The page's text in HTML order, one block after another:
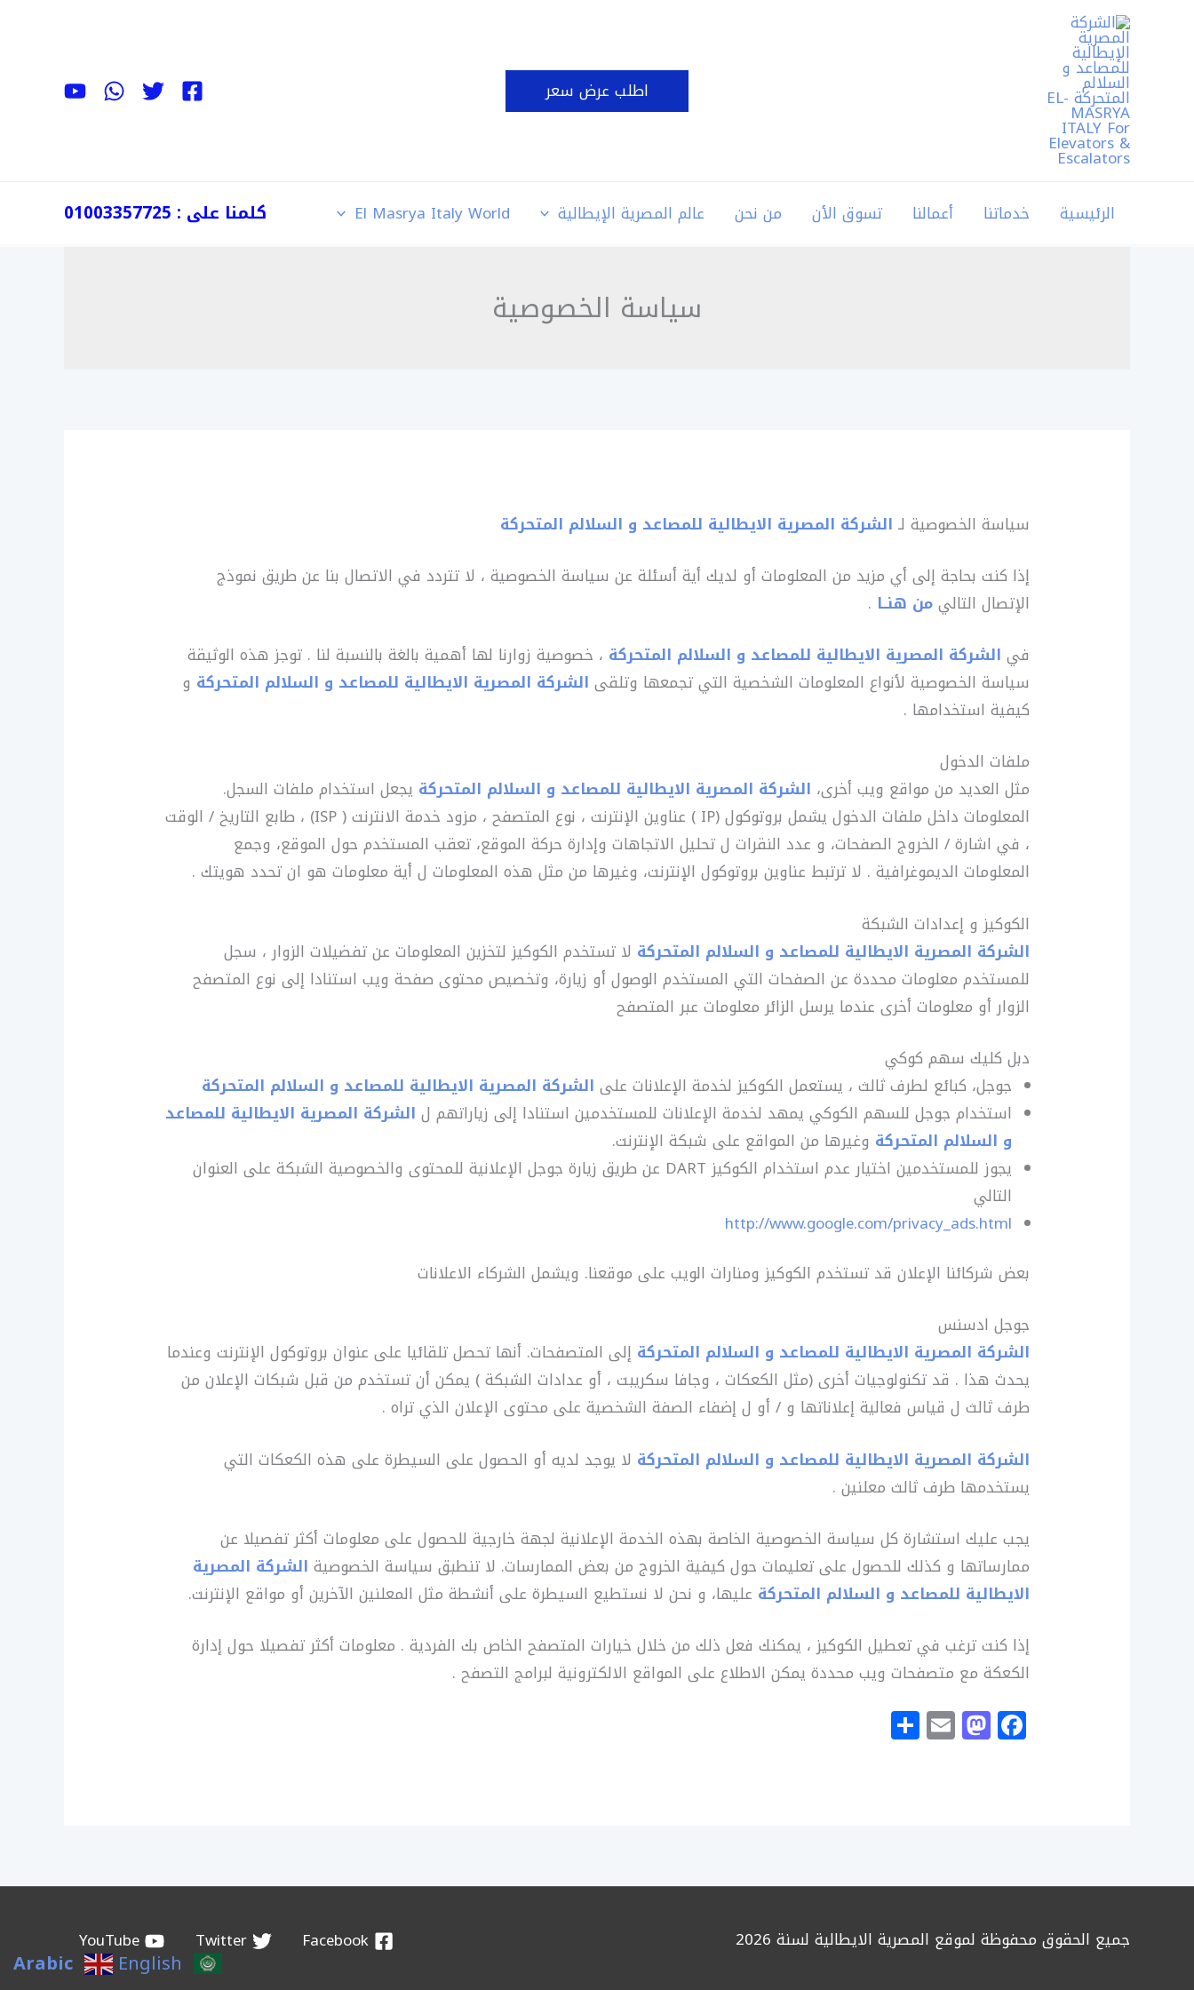
اطلب عرض سعر
الرئيسية خدماتنا أعمالنا تسوق الأن من نحن عالم المصرية الإيطالية El Masrya Italy World كلمنا على : 01003357725
سياسة الخصوصية
سياسة الخصوصية لـ الشركة المصرية الايطالية للمصاعد و السلالم المتحركة
إذا كنت بحاجة إلى أي مزيد من المعلومات أو لديك أية أسئلة عن سياسة الخصوصية ، لا تتردد في الاتصال بنا عن طريق نموذج
الإتصال التاليمن هنــا .
في الشركة المصرية الايطالية للمصاعد و السلالم المتحركة ، خصوصية زوارنا لها أهمية بالغة بالنسبة لنا . توجز هذه الوثيقة
سياسة الخصوصية لأنواع المعلومات الشخصية التي تجمعها وتلقى الشركة المصرية الايطالية للمصاعد و السلالم المتحركة و
كيفية استخدامها .
ملفات الدخول
مثل العديد من مواقع ويب أخرى، الشركة المصرية الايطالية للمصاعد و السلالم المتحركة يجعل استخدام ملفات السجل.
المعلومات داخل ملفات الدخول يشمل بروتوكول (IP ) عناوين الإنترنت ، نوع المتصفح ، مزود خدمة الانترنت ( ISP) ، طابع التاريخ / الوقت
، في اشارة / الخروج الصفحات، و عدد النقرات ل تحليل الاتجاهات وإدارة حركة الموقع، تعقب المستخدم حول الموقع، وجمع
المعلومات الديموغرافية . لا ترتبط عناوين بروتوكول الإنترنت، وغيرها من مثل هذه المعلومات ل أية معلومات هو ان تحدد هويتك .
الكوكيز و إعدادات الشبكة
الشركة المصرية الايطالية للمصاعد و السلالم المتحركة لا تستخدم الكوكيز لتخزين المعلومات عن تفضيلات الزوار ، سجل
للمستخدم معلومات محددة عن الصفحات التي المستخدم الوصول أو زيارة، وتخصيص محتوى صفحة ويب استنادا إلى نوع المتصفح
الزوار أو معلومات أخرى عندما يرسل الزائر معلومات عبر المتصفح
دبل كليك سهم كوكي
جوجل، كبائع لطرف ثالث ، يستعمل الكوكيز لخدمة الإعلانات على الشركة المصرية الايطالية للمصاعد و السلالم المتحركة
استخدام جوجل للسهم الكوكي يمهد لخدمة الإعلانات للمستخدمين استنادا إلى زياراتهم ل الشركة المصرية الايطالية للمصاعد
و السلالم المتحركة وغيرها من المواقع على شبكة الإنترنت.
يجوز للمستخدمين اختيار عدم استخدام الكوكيز DART عن طريق زيارة جوجل الإعلانية للمحتوى والخصوصية الشبكة على العنوان
التالي
http://www.google.com/privacy_ads.html
بعض شركائنا الإعلان قد تستخدم الكوكيز ومنارات الويب على موقعنا. ويشمل الشركاء الاعلانات
جوجل ادسنس
الشركة المصرية الايطالية للمصاعد و السلالم المتحركة إلى المتصفحات. أنها تحصل تلقائيا على عنوان بروتوكول الإنترنت وعندما
يحدث هذا . قد تكنولوجيات أخرى (مثل الكعكات ، وجافا سكريبت ، أو عدادات الشبكة ) يمكن أن تستخدم من قبل شبكات الإعلان من
طرف ثالث ل قياس فعالية إعلاناتها و / أو ل إضفاء الصفة الشخصية على محتوى الإعلان الذي تراه .
الشركة المصرية الايطالية للمصاعد و السلالم المتحركة لا يوجد لديه أو الحصول على السيطرة على هذه الكعكات التي
يستخدمها طرف ثالث معلنين .
يجب عليك استشارة كل سياسة الخصوصية الخاصة بهذه الخدمة الإعلانية لجهة خارجية للحصول على معلومات أكثر تفصيلا عن
ممارساتها و كذلك للحصول على تعليمات حول كيفية الخروج من بعض الممارسات. لا تنطبق سياسة الخصوصية الشركة المصرية
الايطالية للمصاعد و السلالم المتحركة عليها، و نحن لا نستطيع السيطرة على أنشطة مثل المعلنين الآخرين أو مواقع الإنترنت.
إذا كنت ترغب في تعطيل الكوكيز ، يمكنك فعل ذلك من خلال خيارات المتصفح الخاص بك الفردية . معلومات أكثر تفصيلا حول إدارة
الكعكة مع متصفحات ويب محددة يمكن الاطلاع على المواقع الالكترونية لبرامج التصفح .
F
a
o
k
M
a
n
E
m
جميع الحقوق محفوظة لموقع المصرية الايطالية لسنة 2026 Facebook
Twitter
YouTube
Arabic English